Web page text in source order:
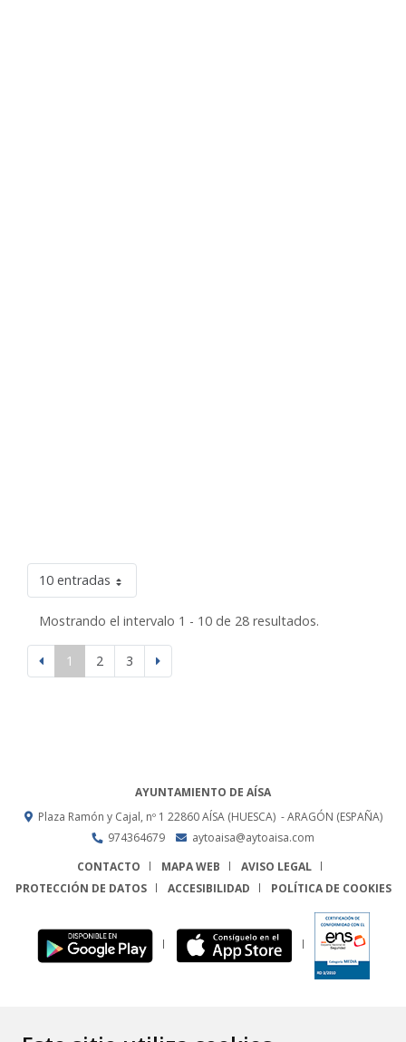
10 entradas
Mostrando el intervalo 1 - 10 de 28 resultados.
1 2 3
AYUNTAMIENTO DE AÍSA
Plaza Ramón y Cajal, nº 1 22860 AÍSA (HUESCA) - ARAGÓN (ESPAÑA)
974364679
aytoaisa@aytoaisa.com
CONTACTO
MAPA WEB
AVISO LEGAL
PROTECCIÓN DE DATOS
ACCESIBILIDAD POLÍTICA DE COOKIES